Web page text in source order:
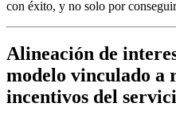
con éxito, y no solo por
Alineación de
modelo vinculado a
incentivos del